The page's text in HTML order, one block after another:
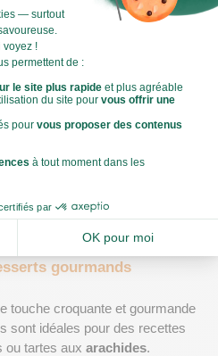
cacahuètes
prévenir les risques
ayant un taux de cholestérol
.
à base de
gourmands
touche croquante et gourmande
sont idéales pour des recettes
ou tartes aux arachides.